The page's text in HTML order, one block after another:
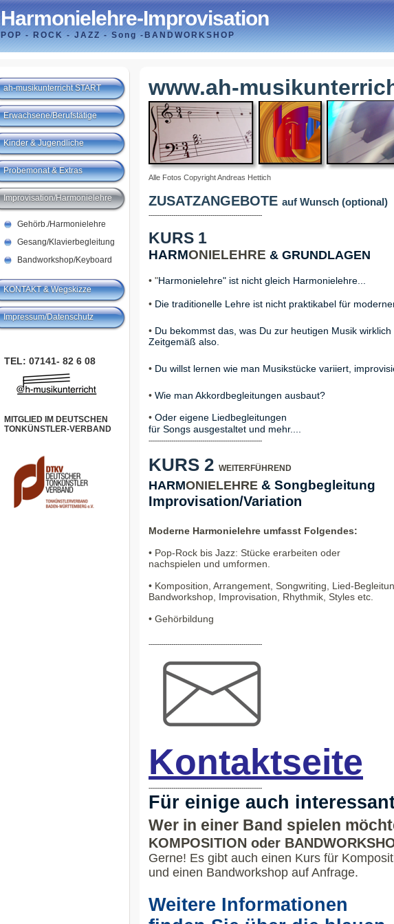
Harmonielehre-Improvisation
POP - ROCK - JAZZ - Song -BANDWORKSHOP
www.ah-
Alle Fotos Copyright Andreas Hettich
ZUSATZANGEBOTE auf Wunsch (optional)
-------------------------------------------------------
KURS 1
HARMONIELEHRE & GRUNDLAGEN
• "Harmonielehre" ist nicht gleich Harmonielehre...
• Die traditionelle Lehre ist nicht praktikabel für
• Du bekommst das, was Du zur heutigen Musik wirklich
Zeitgemäß also.
• Du willst lernen wie man Musikstücke variiert,
• Wie man Akkordbegleitungen ausbaut?
• Oder eigene Liedbegleitungen
für Songs ausgestaltet und mehr....
-------------------------------------------------------
KURS 2 WEITERFÜHREND
HARMONIELEHRE & Songbegleitung
Improvisation/Variation
Moderne Harmonielehre umfasst Folgendes:
• Pop-Rock bis Jazz: Stücke erarbeiten oder
nachspielen und umformen.
• Komposition, Arrangement, Songwriting, Lied-
Bandworkshop, Improvisation, Rhythmik, Styles etc.
• Gehörbildung
-------------------------------------------------------
Kontaktseite
-------------------------------------------------------
Für einige auch
Wer in einer Band spielen
KOMPOSITION oder
Gerne! Es gibt auch einen Kurs für
und einen Bandworkshop auf Anfrage.
Weitere Informationen
ah-musikunterricht START
Erwachsene/Berufstätige
Kinder & Jugendliche
Probemonat & Extras
Improvisation/Harmonielehre
Gehörb./Harmonielehre
Gesang/Klavierbegleitung
Bandworkshop/Keyboard
KONTAKT & Wegskizze
Impressum/Datenschutz
TEL: 07141- 82 6 08
MITGLIED IM DEUTSCHEN
TONKÜNSTLER-VERBAND